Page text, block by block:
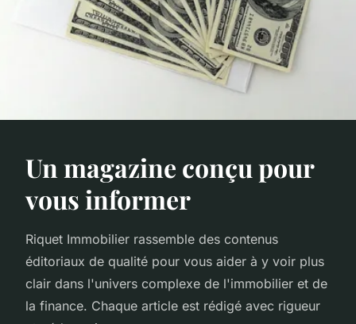
Un magazine conçu pour
vous informer
Riquet Immobilier rassemble des contenus
éditoriaux de qualité pour vous aider à y voir plus
clair dans l'univers complexe de l'immobilier et de
la finance. Chaque article est rédigé avec rigueur